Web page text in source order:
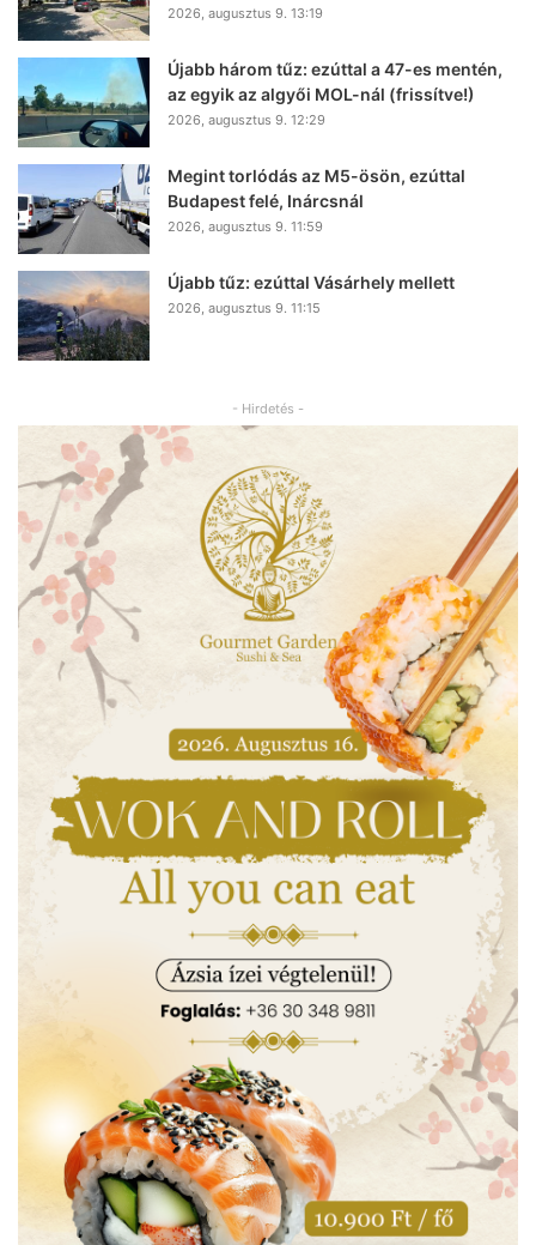
2026, augusztus 9. 13:19
Újabb három tűz: ezúttal a 47-es mentén,
az egyik az algyői MOL-nál (frissítve!)
2026, augusztus 9. 12:29
Megint torlódás az M5-ösön, ezúttal
Budapest felé, Inárcsnál
2026, augusztus 9. 11:59
Újabb tűz: ezúttal Vásárhely mellett
2026, augusztus 9. 11:15
- Hirdetés -